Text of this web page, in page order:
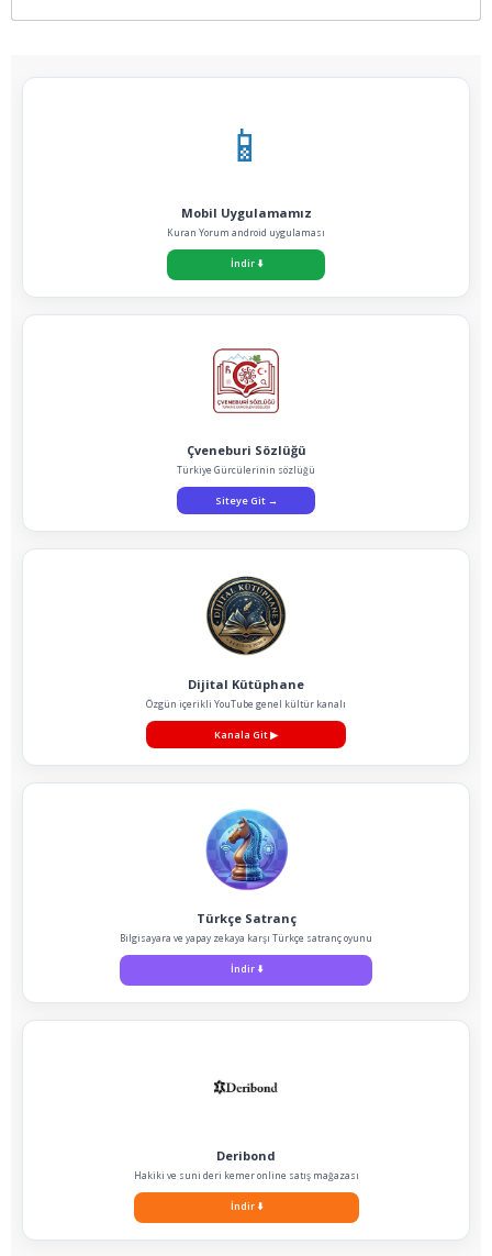
📱
Mobil Uygulamamız
Kuran Yorum android uygulaması
İndir⬇️
Çveneburi Sözlüğü
Türkiye Gürcülerinin sözlüğü
Siteye Git →
Dijital Kütüphane
Özgün içerikli YouTube genel kültür kanalı
Kanala Git▶
Türkçe Satranç
Bilgisayara ve yapay zekaya karşı Türkçe satranç oyunu
İndir ⬇️
Deribond
Hakiki ve suni deri kemer online satış mağazası
İndir⬇️